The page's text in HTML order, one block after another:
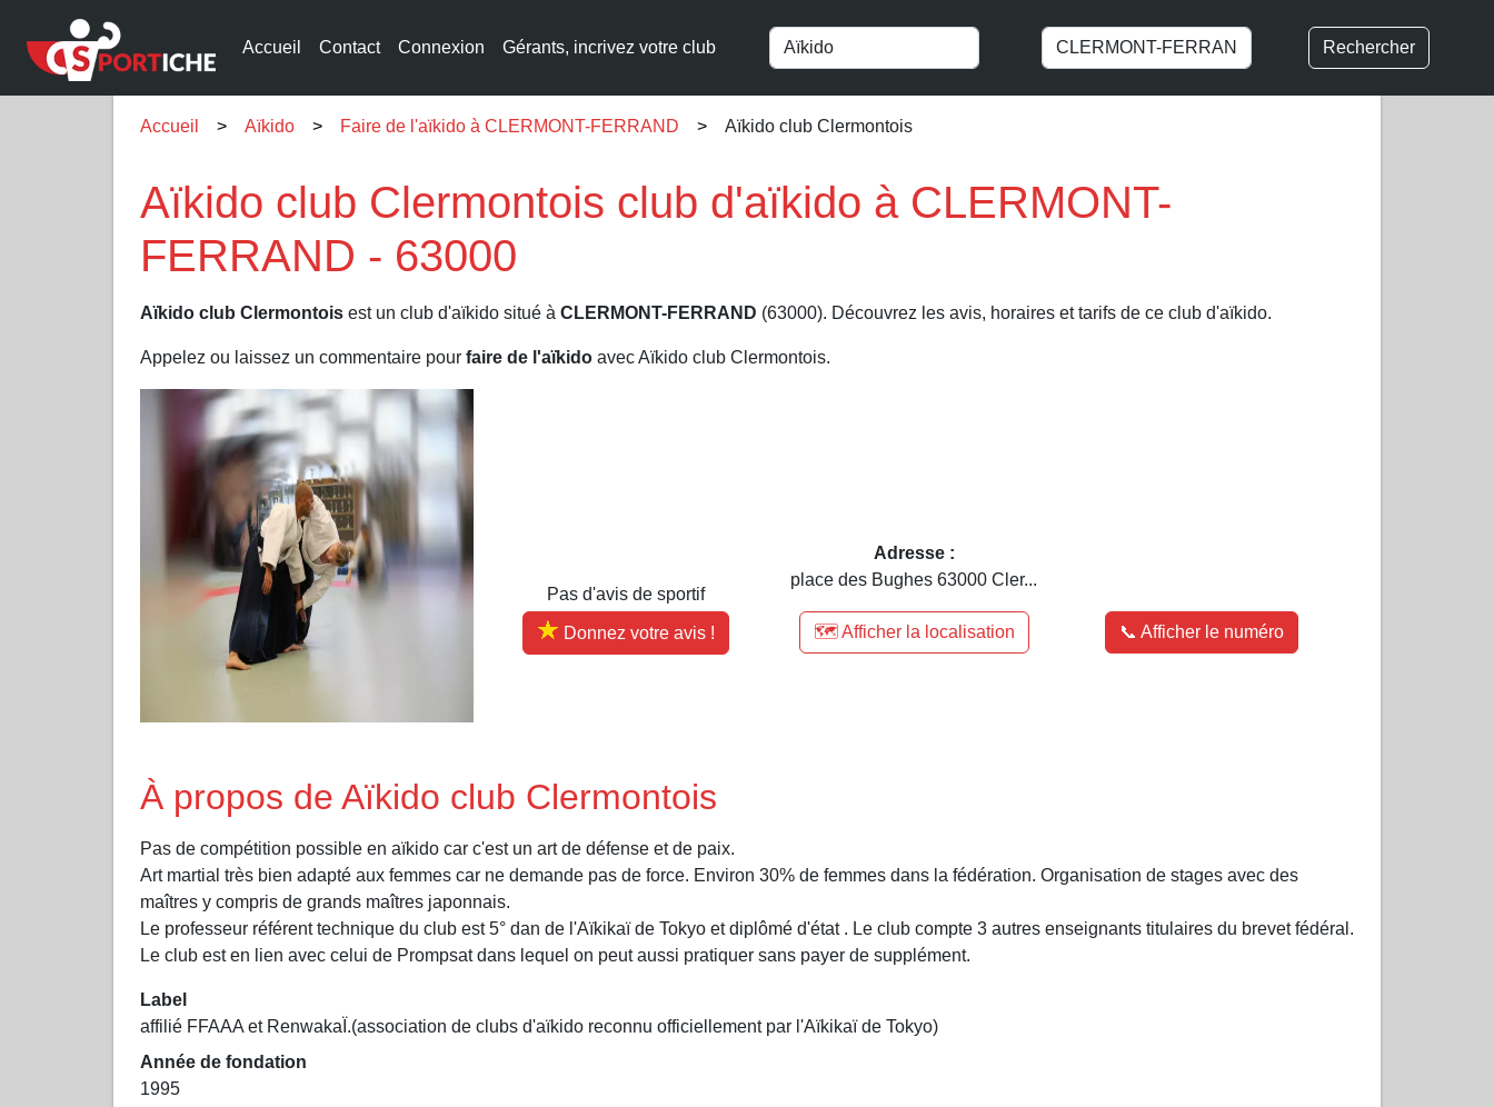
Accueil Contact Connexion Gérants, incrivez votre club Rechercher
Accueil Aïkido Faire de l'aïkido à CLERMONT-FERRAND Aïkido club Clermontois
Aïkido club Clermontois club d'aïkido à CLERMONT-
FERRAND - 63000
Aïkido club Clermontois est un club d'aïkido situé à CLERMONT-FERRAND (63000). Découvrez les avis, horaires et tarifs de ce club d'aïkido.
Appelez ou laissez un commentaire pour faire de l'aïkido avec Aïkido club Clermontois.
Pas d'avis de sportif
Donnez votre avis !
Adresse :
place des Bughes 63000 Cler...
🗺️ Afficher la localisation 📞 Afficher le numéro
À propos de Aïkido club Clermontois
Pas de compétition possible en aïkido car c'est un art de défense et de paix.
Art martial très bien adapté aux femmes car ne demande pas de force. Environ 30% de femmes dans la fédération. Organisation de stages avec des
maîtres y compris de grands maîtres japonnais.
Le professeur référent technique du club est 5° dan de l'Aïkikaï de Tokyo et diplômé d'état . Le club compte 3 autres enseignants titulaires du brevet fédéral.
Le club est en lien avec celui de Prompsat dans lequel on peut aussi pratiquer sans payer de supplément.
Label
affilié FFAAA et RenwakaÏ.(association de clubs d'aïkido reconnu officiellement par l'Aïkikaï de Tokyo)
Année de fondation
1995